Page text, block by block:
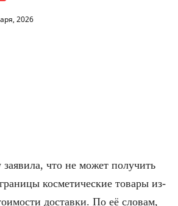
2026
что не может получить
косметические товары из-
доставки. По её словам,